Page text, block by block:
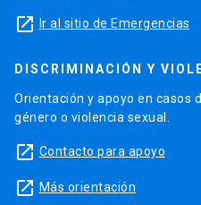
launch Ir al sitio de Emergencias
DISCRIMINACIÓN Y
Orientación y apoyo en casos
género o violencia sexual.
launch Contacto para apoyo
launch Más orientación